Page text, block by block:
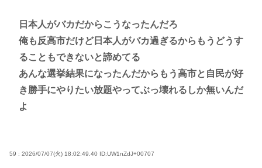
日本人がバカだからこうなったんだろ
俺も反高市だけど日本人がバカ過ぎるからもうどうす
ることもできないと諦めてる
あんな選挙結果になったんだからもう高市と自民が好
き勝手にやりたい放題やってぶっ壊れるしか無いんだ
よ
59 : 2026/07/07(火) 18:02:49.40 ID:UW1nZdJ+00707